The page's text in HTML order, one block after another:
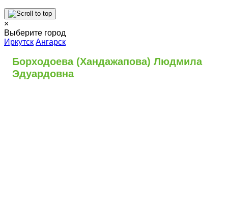
×
Выберите город
Иркутск Ангарск
Борходоева (Хандажапова) Людмила
Эдуардовна